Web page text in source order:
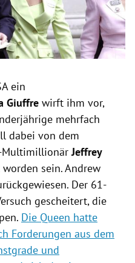
ein
Giuffre wirft ihm vor,
mehrfach
dabei von dem
MultimillionärJeffrey
sein. Andrew
Der 61-
gescheitert, die
Die Queen hatte
Forderungen aus dem
und